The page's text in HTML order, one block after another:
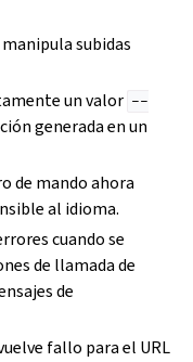
manipula subidas
un valor --
generada en un
de mando ahora
al idioma.
cuando se
de llamada de
de
fallo para el URL